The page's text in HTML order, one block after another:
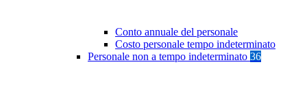
Conto annuale del personale
Costo personale tempo indeterminato
Personale non a tempo indeterminato 36